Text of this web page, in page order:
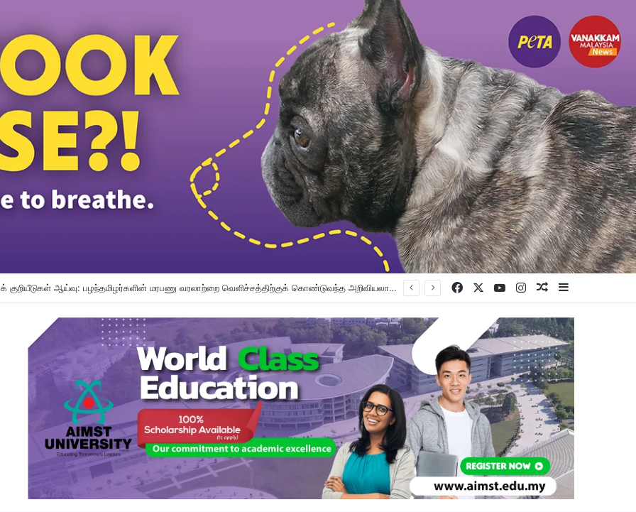
பெட்டாலிங் குர்ட்வாரா சாஹிப் புதிய கட்டட நிதி திரட்டும் இரவு விருந்து: ம.இ.கா RM 50,000 நிதியுதவி, சீக்கிய சமூகத்துக்கான ஆதரவு தொடரும் – விக்னேஸ்வரன் உறுதி Facebook YouTubeInstagramRandom Article